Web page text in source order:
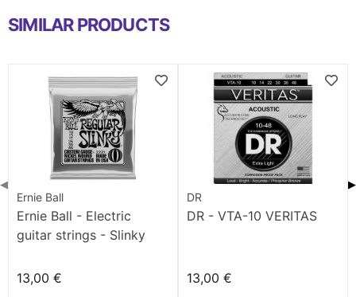
SIMILAR PRODUCTS
Ernie Ball
Ernie Ball - Electric
guitar strings - Slinky
13,00 €
DR
DR - VTA-10 VERITAS
13,00 €
◀ ▶